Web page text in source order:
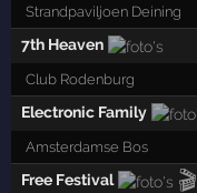
Strandpaviljoen Deining
7th Heaven
Club Rodenburg
Electronic Family
Amsterdamse Bos
Free Festival 🎬